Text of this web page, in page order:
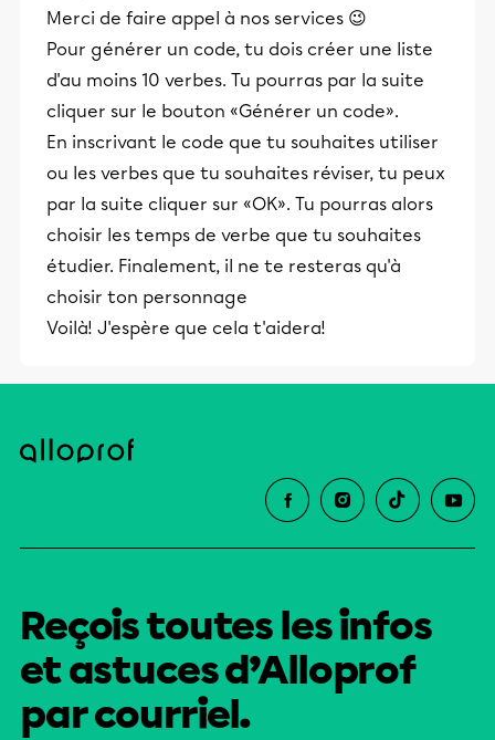
Merci de faire appel à nos services 😉
Pour générer un code, tu dois créer une liste
d'au moins 10 verbes. Tu pourras par la suite
cliquer sur le bouton «Générer un code».
En inscrivant le code que tu souhaites utiliser
ou les verbes que tu souhaites réviser, tu peux
par la suite cliquer sur «OK». Tu pourras alors
choisir les temps de verbe que tu souhaites
étudier. Finalement, il ne te resteras qu'à
choisir ton personnage
Voilà! J'espère que cela t'aidera!
Reçois toutes les infos
et astuces d’Alloprof
par courriel.